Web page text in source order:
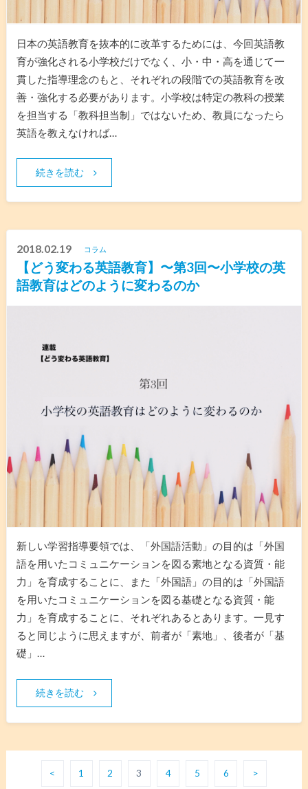
日本の英語教育を抜本的に改革するためには、今回英語教
育が強化される小学校だけでなく、小・中・高を通じて一
貫した指導理念のもと、それぞれの段階での英語教育を改
善・強化する必要があります。小学校は特定の教科の授業
を担当する「教科担当制」ではないため、教員になったら
英語を教えなければ…
続きを読む
2018.02.19 コラム
【どう変わる英語教育】〜第3回〜小学校の英
語教育はどのように変わるのか
新しい学習指導要領では、「外国語活動」の目的は「外国
語を用いたコミュニケーションを図る素地となる資質・能
力」を育成することに、また「外国語」の目的は「外国語
を用いたコミュニケーションを図る基礎となる資質・能
力」を育成することに、それぞれあるとあります。一見す
ると同じように思えますが、前者が「素地」、後者が「基
礎」…
続きを読む
< 1 2 3 4 5 6 >